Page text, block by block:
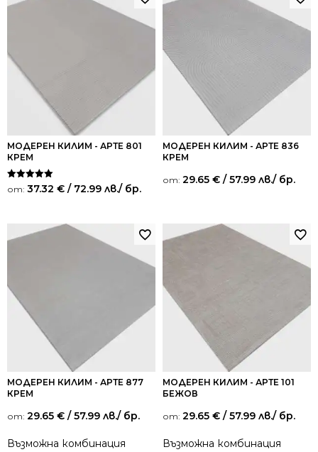
МОДЕРЕН КИЛИМ - АРТЕ 801
КРЕМ
Оценено на
5.00
от: 37.32 € / 72.99 лв./ бр.
МОДЕРЕН КИЛИМ - АРТЕ 836
КРЕМ
от: 29.65 € / 57.99 лв./ бр.
МОДЕРЕН КИЛИМ - АРТЕ 877
КРЕМ
от: 29.65 € / 57.99 лв./ бр.
Възможна комбинация
МОДЕРЕН КИЛИМ - АРТЕ 101
БЕЖОВ
от: 29.65 € / 57.99 лв./ бр.
Възможна комбинация